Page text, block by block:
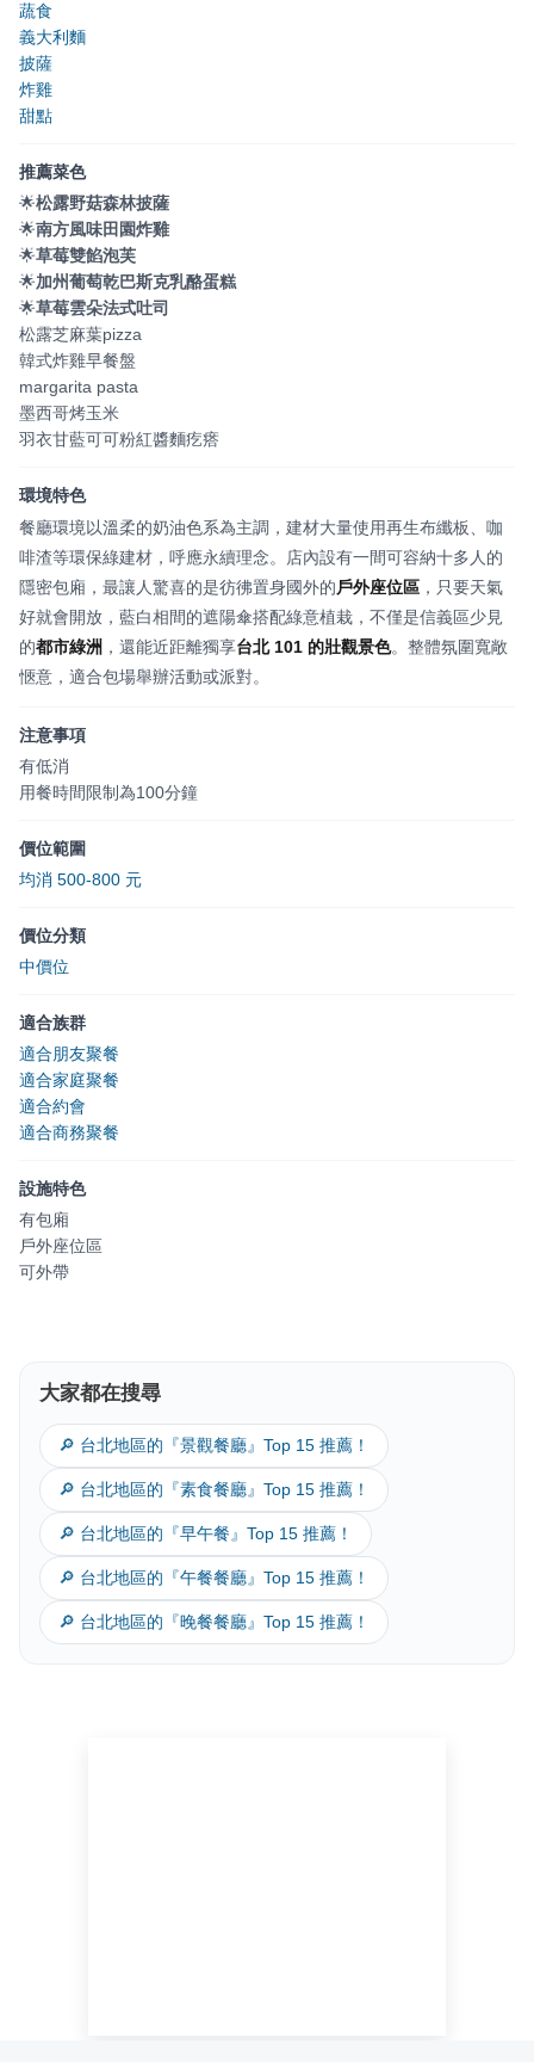
蔬食
義大利麵
披薩
炸雞
甜點
推薦菜色
🌟松露野菇森林披薩
🌟南方風味田園炸雞
🌟草莓雙餡泡芙
🌟加州葡萄乾巴斯克乳酪蛋糕
🌟草莓雲朵法式吐司
松露芝麻葉pizza
韓式炸雞早餐盤
margarita pasta
墨西哥烤玉米
羽衣甘藍可可粉紅醬麵疙瘩
環境特色
餐廳環境以溫柔的奶油色系為主調，建材大量使用再生布纖板、咖
啡渣等環保綠建材，呼應永續理念。店內設有一間可容納十多人的
隱密包廂，最讓人驚喜的是彷彿置身國外的戶外座位區 ，只要天氣
好就會開放，藍白相間的遮陽傘搭配綠意植栽，不僅是信義區少見
的都市綠洲 ，還能近距離獨享台北 101 的壯觀景色。整體氛圍寬敞
愜意，適合包場舉辦活動或派對。
注意事項
有低消
用餐時間限制為100分鐘
價位範圍
均消 500-800 元
價位分類
中價位
適合族群
適合朋友聚餐
適合家庭聚餐
適合約會
適合商務聚餐
設施特色
有包廂
戶外座位區
可外帶
大家都在搜尋
🔎 台北地區的『景觀餐廳』Top 15 推薦！
🔎 台北地區的『素食餐廳』Top 15 推薦！
🔎 台北地區的『早午餐』Top 15 推薦！
🔎 台北地區的『午餐餐廳』Top 15 推薦！
🔎 台北地區的『晚餐餐廳』Top 15 推薦！